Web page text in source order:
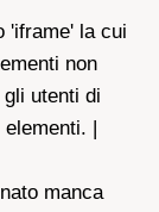
'iframe' la cui
non
utenti di
|
manca